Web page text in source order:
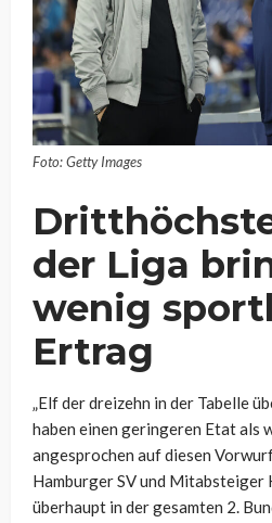
Foto: Getty Images
der Liga
wenig
Ertrag
„Elf der dreizehn in der Tabelle
haben einen geringeren Etat als
angesprochen auf diesen
Hamburger SV und Mitabsteiger
überhaupt in der gesamten 2.